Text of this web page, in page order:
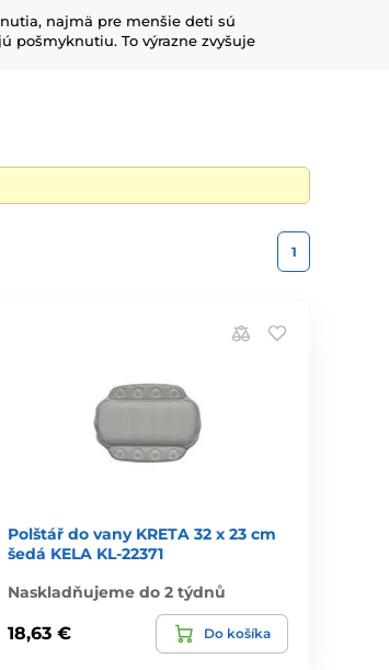
najmä pre menšie deti sú
pošmyknutiu. To výrazne zvyšuje
1
Polštář do vany KRETA 32 x 23 cm
šedá KELA KL-22371
Naskladňujeme do 2 týdnů
18,63 € Do košíka